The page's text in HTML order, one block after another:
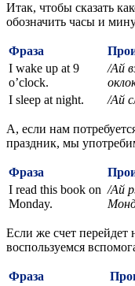
Итак, чтобы сказать
обозначить часы и
Фраза
I wake up at 9
o’clock.
/Ай
I sleep at night.
/Ай
А, если нам
праздник, мы
Фраза
I read this book on
Monday.
/Ай
Если же счет
воспользуемся
Фраза